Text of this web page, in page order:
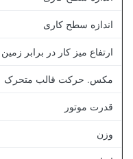
اندازه سطح کاری
ارتفاع میز کار در برابر زمین
مکس. حرکت قالب متحرک
قدرت موتور
وزن